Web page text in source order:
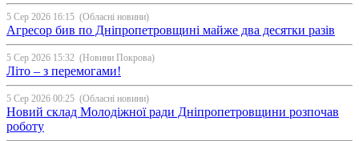
5 Сер 2026 16:15 (Обласні новини)
Агресор бив по Дніпропетровщині майже два десятки разів
5 Сер 2026 15:32 (Новини Покрова)
Літо – з перемогами!
5 Сер 2026 00:25 (Обласні новини)
Новий склад Молодіжної ради Дніпропетровщини розпочав
роботу